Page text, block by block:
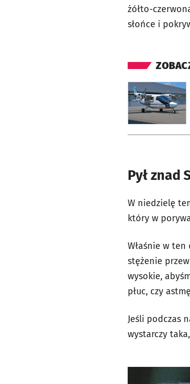
żółto-
słońce i
otworzy się w nowej
Pył znad
W niedzielę
który w
Właśnie w
stężenie
wysokie,
płuc, czy
Jeśli podczas
wystarczy